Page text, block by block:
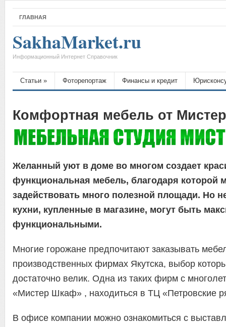
ГЛАВНАЯ
SakhaMarket.ru
Информационный Интернет Справочник
Статьи » Фоторепортаж Финансы и кредит
Комфортная мебель от
Желанный уют в доме во многом создает
функциональная мебель, благодаря которой
задействовать много полезной площади. Но
кухни, купленные в магазине, могут быть
функциональными.
Многие горожане предпочитают заказывать
производственных фирмах Якутска, выбор
достаточно велик. Одна из таких фирм с
«Мистер Шкаф» , находиться в ТЦ «Петровские
В офисе компании можно ознакомиться с